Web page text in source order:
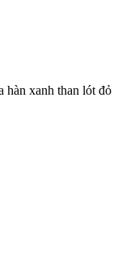
hàn xanh than lót đỏ